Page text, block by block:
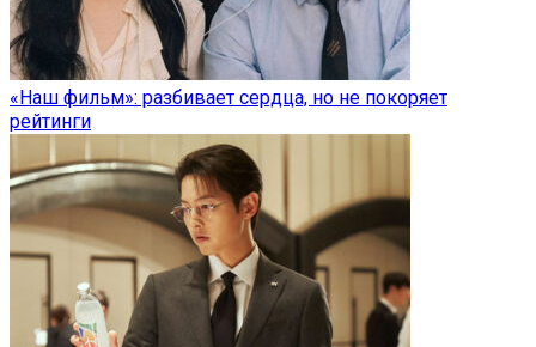
«Наш фильм»: разбивает сердца, но не покоряет
рейтинги